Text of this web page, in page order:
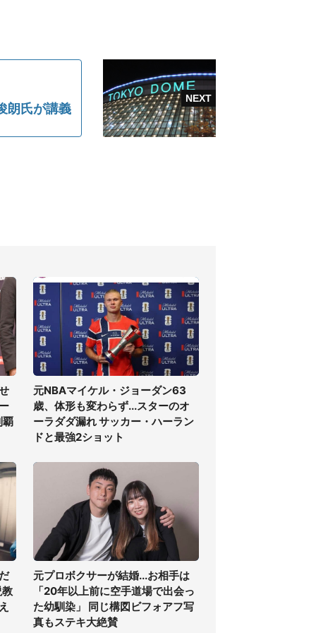
朗氏が講義
覇
元NBAマイケル・ジョーダン63
歳、体形も変わらず...スターのオ
ーラダダ漏れ サッカー・ハーラン
ドと最強2ショット
元プロボクサーが結婚...お相手は
「20年以上前に空手道場で出会っ
た幼馴染」 同じ構図ビフォアフ写
真もステキ大絶賛